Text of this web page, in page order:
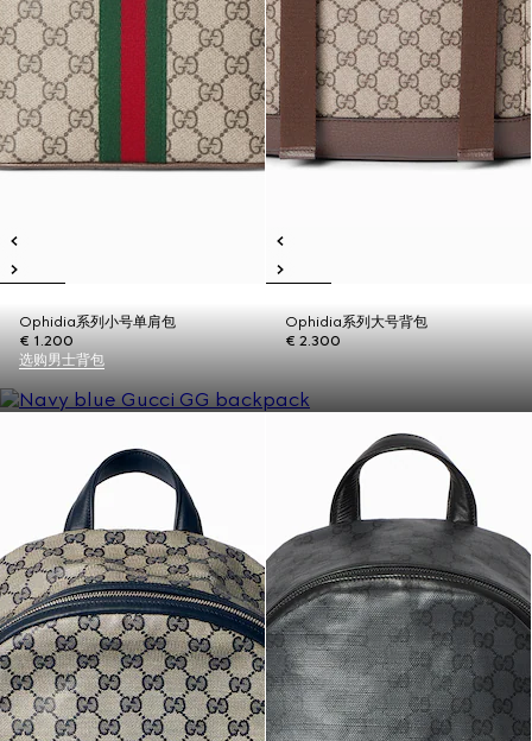
Ophidia系列小号单肩包
€ 1.200
Ophidia系列大号背包
€ 2.300
选购男士背包